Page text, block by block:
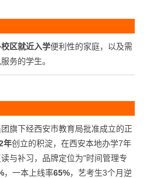
校区就近入学便利性的家庭，以及需
务的学生。
旗下经西安市教育局批准成立的正
年创立的积淀，在西安本地办学7年
与补习，品牌定位为"时间管理专
，一本上线率65%，艺考生3个月逆